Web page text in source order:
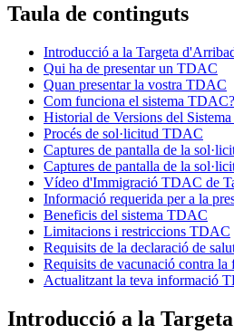
Taula de continguts
Introducció a la Targeta
Qui ha de presentar un TDAC
Quan presentar la vostra TDAC
Com funciona el sistema TDAC?
Historial de Versions del
Procés de sol·licitud TDAC
Captures de pantalla de la
Captures de pantalla de la
Vídeo d'Immigració TDAC de
Informació requerida per a la
Beneficis del sistema TDAC
Limitacions i restriccions TDAC
Requisits de la declaració de
Requisits de vacunació contra la
Actualitzant la teva informació
Introducció a la